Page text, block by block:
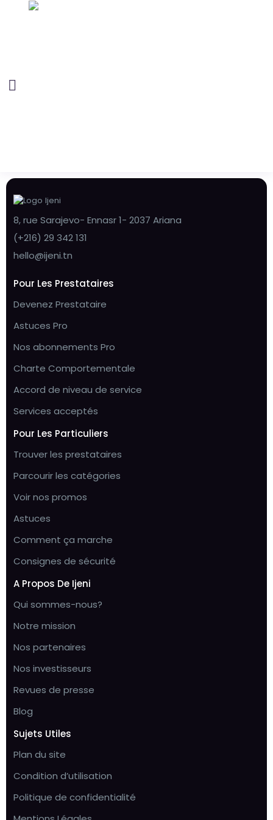
8, rue Sarajevo- Ennasr 1- 2037 Ariana
(+216) 29 342 131
hello@ijeni.tn
Pour Les Prestataires
Devenez Prestataire
Astuces Pro
Nos abonnements Pro
Charte Comportementale
Accord de niveau de service
Services acceptés
Pour Les Particuliers
Trouver les prestataires
Parcourir les catégories
Voir nos promos
Astuces
Comment ça marche
Consignes de sécurité
A Propos De Ijeni
Qui sommes-nous?
Notre mission
Nos partenaires
Nos investisseurs
Revues de presse
Blog
Sujets Utiles
Plan du site
Condition d’utilisation
Politique de confidentialité